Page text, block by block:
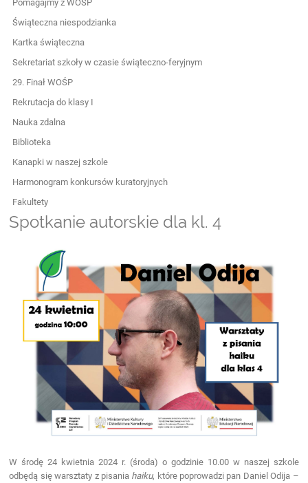
Pomagajmy z WOŚP
Świąteczna niespodzianka
Kartka świąteczna
Sekretariat szkoły w czasie świąteczno-feryjnym
29. Finał WOŚP
Rekrutacja do klasy I
Nauka zdalna
Biblioteka
Kanapki w naszej szkole
Harmonogram konkursów kuratoryjnych
Fakultety
Spotkanie autorskie dla kl. 4
W środę 24 kwietnia 2024 r. (środa) o godzinie 10.00 w naszej szkole
odbędą się warsztaty z pisania haiku, które poprowadzi pan Daniel Odija –